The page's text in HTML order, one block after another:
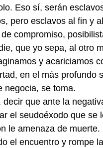
Eso sí, serán
pero esclavos al fin y
compromiso,
que yo sepa, al otro
y acariciamos
en el más profundo
negocia, se toma.
decir que ante la
el seudoéxodo que se
le amenaza de muerte.
el encuentro y rompe